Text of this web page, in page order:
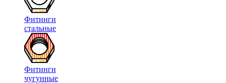
Фитинги
стальные
Фитинги
чугунные